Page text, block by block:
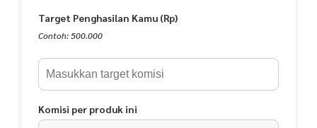
Kain Atasan : Rayon Premium High Quality
Kain Bawahan + Ornamen : Katun Premium High Quality
1 kg muat 2 pcs
Detail Ukuran :
Ukuran M (Perkiraan usia 3 - 6 tahun)
*Maksimal tinggi badan anak 100 cm
Target Penghasilan Kamu (Rp)
Contoh: 500.000
Komisi per produk ini